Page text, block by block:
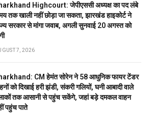
Highcourt: जेपीएससी अध्यक्ष का पद लंबे
तक खाली नहीं छोड़ा जा सकता, झारखंड हाइकोर्ट ने
सरकार से मांगा जवाब, अगली सुनवाई 20 अगस्त को
7, 2026
CM हेमंत सोरेन ने 58 आधुनिक फायर टेंडर
को दिखाई हरी झंडी, संकरी गलियों, घनी आबादी वाले
तक आसानी से पहुंच सकेंगे, जहां बड़े दमकल वाहन
पहुंच पाते